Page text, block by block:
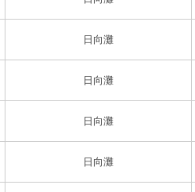
日向灘
日向灘
日向灘
日向灘